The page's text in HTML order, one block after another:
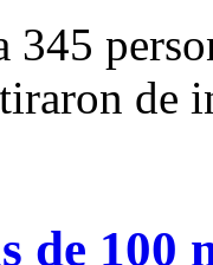
345
de
de 100